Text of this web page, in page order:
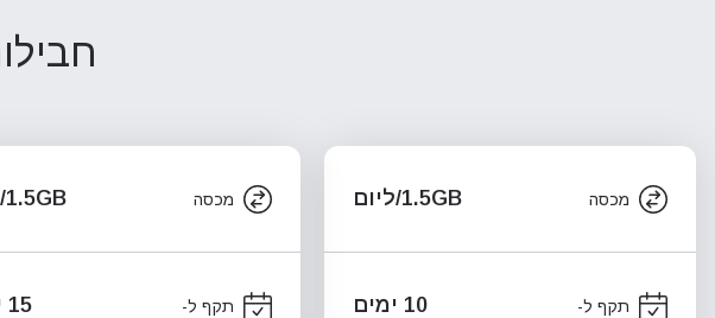
מכסה 1.5GB/ליום
תקף ל- 10 ימים
מכסה 1.5GB/ליום
תקף ל- 15 ימים